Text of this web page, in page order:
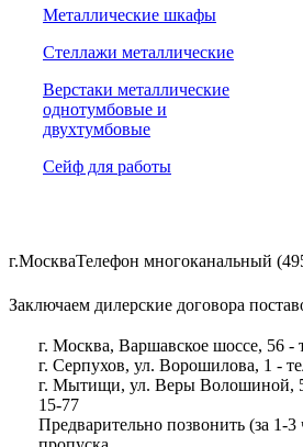
Металлические шкафы
Стеллажи металлические
Верстаки металлические
однотумбовые и
двухтумбовые
Сейф для работы
г.МоскваТелефон многоканальный
Заключаем дилерские договора
г. Москва, Варшавское шоссе, 56 -
г. Серпухов, ул. Ворошилова, 1 -
г. Мытищи, ул. Веры Волошиной,
15-77
Предварительно позвонить (за 1-3